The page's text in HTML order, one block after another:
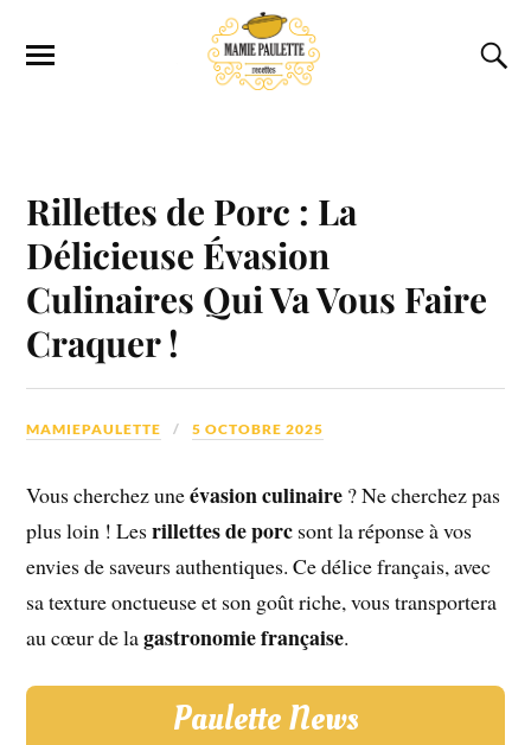
Rillettes de Porc : La
Délicieuse Évasion
Culinaires Qui Va Vous Faire
Craquer !
MAMIEPAULETTE 5 OCTOBRE 2025
Vous cherchez uneévasion culinaire ? Ne cherchez pas
plus loin ! Lesrillettes de porc sont la réponse à vos
envies de saveurs authentiques. Ce délice français, avec
sa texture onctueuse et son goût riche, vous transportera
au cœur de lagastronomie française.
Paulette News